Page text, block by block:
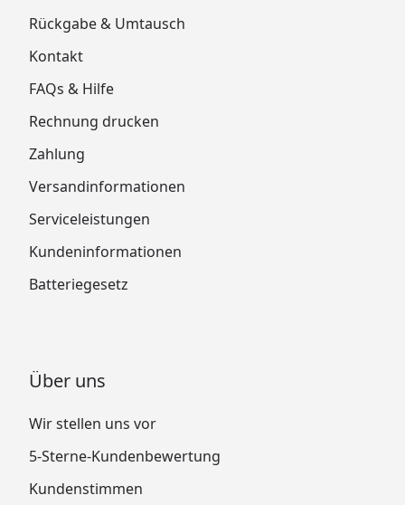
Rückgabe & Umtausch
Kontakt
FAQs & Hilfe
Rechnung drucken
Zahlung
Versandinformationen
Serviceleistungen
Kundeninformationen
Batteriegesetz
Über uns
Wir stellen uns vor
5-Sterne-Kundenbewertung
Kundenstimmen